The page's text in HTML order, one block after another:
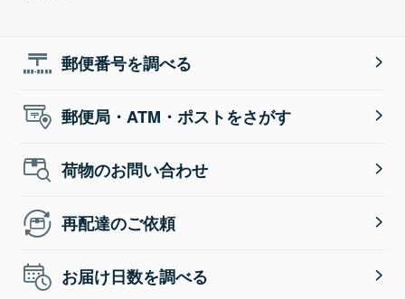
郵便番号を調べる
郵便局・ATM・ポストをさがす
荷物のお問い合わせ
再配達のご依頼
お届け日数を調べる